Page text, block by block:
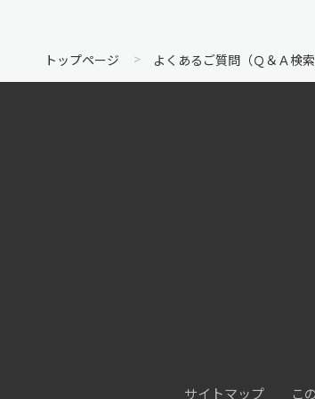
トップページ よくあるご質問（Ｑ＆Ａ検索
サイトマップ こ